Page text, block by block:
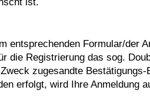
entsprechenden Formular/der
die Registrierung das sog.
zugesandte
erfolgt, wird Ihre Anmeldung